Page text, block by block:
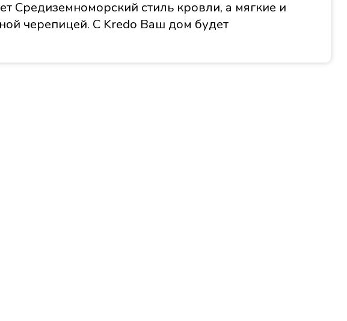
Средиземноморский стиль кровли, а мягкие и
черепицей. С Kredo Ваш дом будет